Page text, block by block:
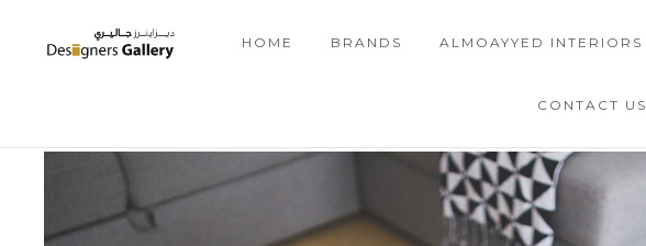
HOME BRANDS ALMOAYYED INTERIORS
CONTACT US